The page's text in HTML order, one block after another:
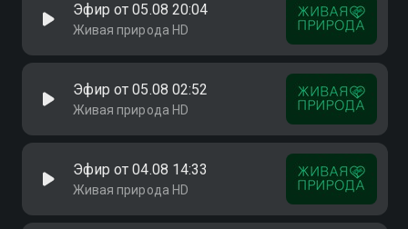
Эфир от 05.08 20:04
Живая природа HD
Эфир от 05.08 02:52
Живая природа HD
Эфир от 04.08 14:33
Живая природа HD